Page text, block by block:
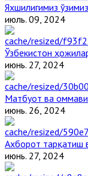
Яхшилигимиз
июль. 09, 2024
Ўзбекистон
июнь. 27, 2024
Матбуот ва
июнь. 26, 2024
Ахборот тарқатиш
июнь. 27, 2024